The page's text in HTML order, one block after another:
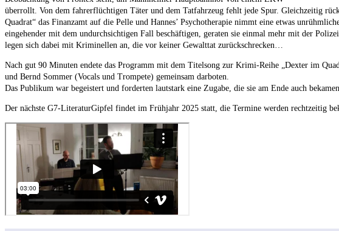
überrollt. Von dem fahrerflüchtigen Täter und dem Tatfahrzeug fehlt jede Spur. Gleichzeitig
Quadrat“ das Finanzamt auf die Pelle und Hannes’ Psychotherapie nimmt eine etwas
eingehender mit dem undurchsichtigen Fall beschäftigen, geraten sie einmal mehr mit der
legen sich dabei mit Kriminellen an, die vor keiner Gewalttat zurückschrecken…
Nach gut 90 Minuten endete das Programm mit dem Titelsong zur Krimi-Reihe „Dexter im
und Bernd Sommer (Vocals und Trompete) gemeinsam darboten.
Das Publikum war begeistert und forderten lautstark eine Zugabe, die sie am Ende auch bekamen.
Der nächste G7-LiteraturGipfel findet im Frühjahr 2025 statt, die Termine werden rechtzeitig